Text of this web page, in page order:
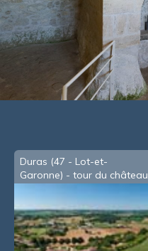
Duras (47 - Lot-et-
Garonne) - tour du château